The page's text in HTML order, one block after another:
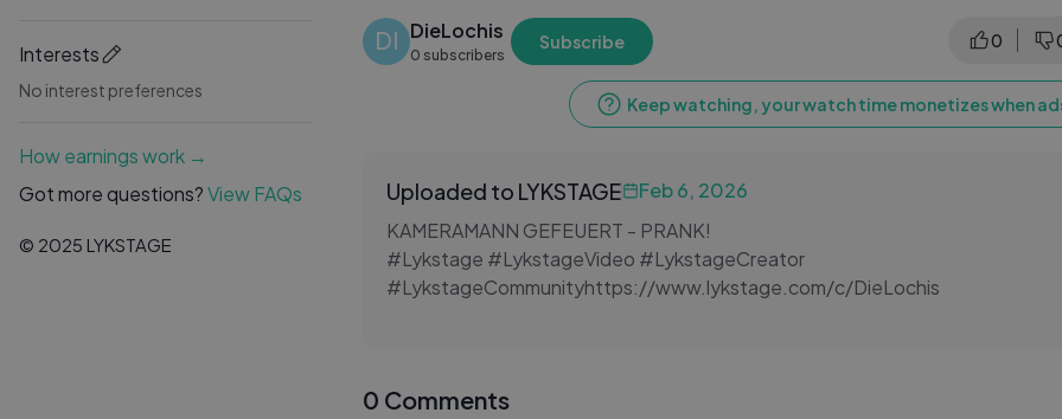
Interests
No interest preferences
How earnings work →
Got more questions?View FAQs
© 2025 LYKSTAGE
DI DieLochis
0 subscribers
Subscribe 0
Keep watching, your watch time monetizes when
Uploaded to LYKSTAGE
Feb 6, 2026
KAMERAMANN GEFEUERT - PRANK!
#Lykstage #LykstageVideo #LykstageCreator
#LykstageCommunityhttps://www.lykstage.com/c/DieLochis
0 Comments